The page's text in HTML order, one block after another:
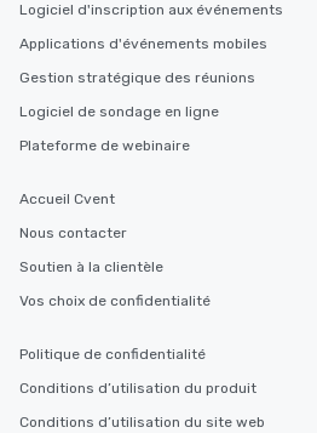
Logiciel d'inscription aux événements
Applications d'événements mobiles
Gestion stratégique des réunions
Logiciel de sondage en ligne
Plateforme de webinaire
Accueil Cvent
Nous contacter
Soutien à la clientèle
Vos choix de confidentialité
Politique de confidentialité
Conditions d’utilisation du produit
Conditions d’utilisation du site web